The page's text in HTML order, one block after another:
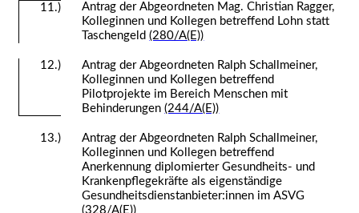
11.)
Antrag der Abgeordneten Mag. Christian Ragger,
Kolleginnen und Kollegen betreffend Lohn statt
Taschengeld(280/A(E))
12.)
Antrag der Abgeordneten Ralph Schallmeiner,
Kolleginnen und Kollegen betreffend
Pilotprojekte im Bereich Menschen mit
Behinderungen(244/A(E))
13.)
Antrag der Abgeordneten Ralph Schallmeiner,
Kolleginnen und Kollegen betreffend
Anerkennung diplomierter Gesundheits- und
Krankenpflegekräfte als eigenständige
Gesundheitsdienstanbieter:innen im ASVG
(328/A(E))